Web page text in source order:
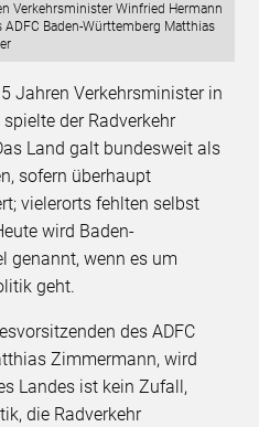
Verkehrsminister Winfried Hermann
Baden-Württemberg Matthias
Jahren Verkehrsminister in
der Radverkehr
Land galt bundesweit als
sofern überhaupt
vielerorts fehlten selbst
wird Baden-
genannt, wenn es um
geht.
des ADFC
Zimmermann, wird
Landes ist kein Zufall,
die Radverkehr